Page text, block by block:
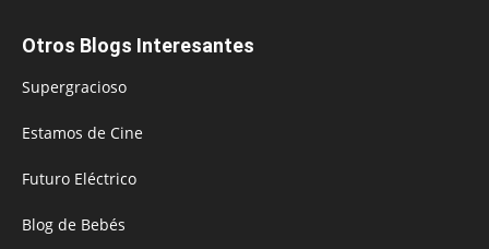
Otros Blogs Interesantes
Supergracioso
Estamos de Cine
Futuro Eléctrico
Blog de Bebés